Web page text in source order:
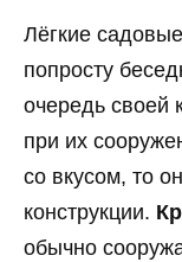
Лёгкие
попросту
очередь своей
при их
со вкусом, то
конструкции.
обычно